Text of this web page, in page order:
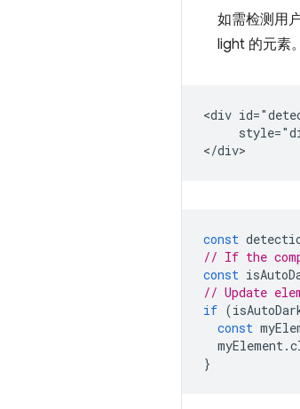
如需检测用
light 的元素
<div
const
// If the
const
// Update
if (
const
myElement.
}